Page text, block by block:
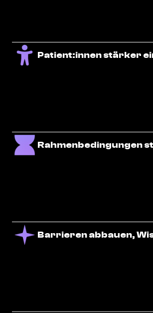
Patient:innen stärker
Rahmenbedingungen
Barrieren abbauen,